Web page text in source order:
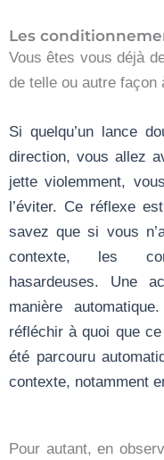
Les
Vous êtes vous déjà
de telle ou autre façon
Si quelqu’un lance
direction, vous allez
jette violemment,
l’éviter. Ce réflexe
savez que si vous
contexte, les
hasardeuses. Une
manière
réfléchir à quoi que
été parcouru
contexte, notamment
Pour autant, en